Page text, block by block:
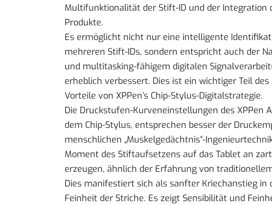
Multifunktionalität der Stift-ID und der Integration
Produkte.
Es ermöglicht nicht nur eine intelligente
mehreren Stift-IDs, sondern entspricht auch der
und multitasking-fähigem digitalen
erheblich verbessert. Dies ist ein wichtiger Teil
Vorteile von XPPen’s Chip-Stylus-Digitalstrategie.
Die Druckstufen-Kurveneinstellungen des XPPen
dem Chip-Stylus, entsprechen besser der
menschlichen „Muskelgedächtnis“-
Moment des Stiftaufsetzens auf das Tablet an
erzeugen, ähnlich der Erfahrung von
Dies manifestiert sich als sanfter Kriechanstieg in
Feinheit der Striche. Es zeigt Sensibilität und